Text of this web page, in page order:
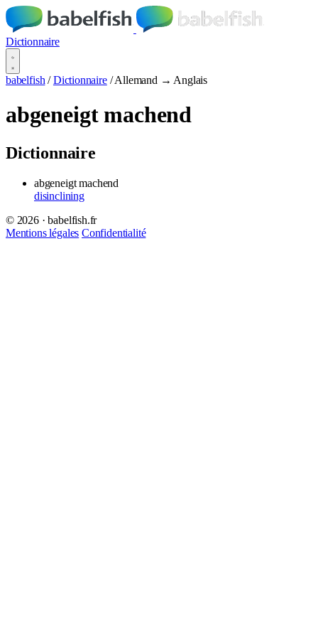
Dictionnaire
babelfish / Dictionnaire / Allemand → Anglais
abgeneigt machend
Dictionnaire
abgeneigt machend
disinclining
© 2026 · babelfish.fr
Mentions légales Confidentialité